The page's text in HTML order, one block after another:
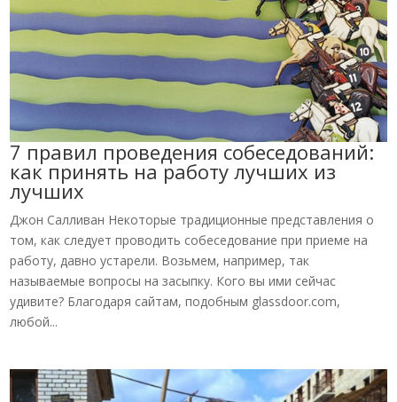
7 правил проведения собеседований:
как принять на работу лучших из
лучших
Джон Салливан Некоторые традиционные представления о
том, как следует проводить собеседование при приеме на
работу, давно устарели. Возьмем, например, так
называемые вопросы на засыпку. Кого вы ими сейчас
удивите? Благодаря сайтам, подобным glassdoor.com,
любой...